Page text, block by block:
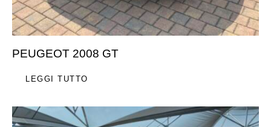
PEUGEOT 2008 GT
LEGGI TUTTO